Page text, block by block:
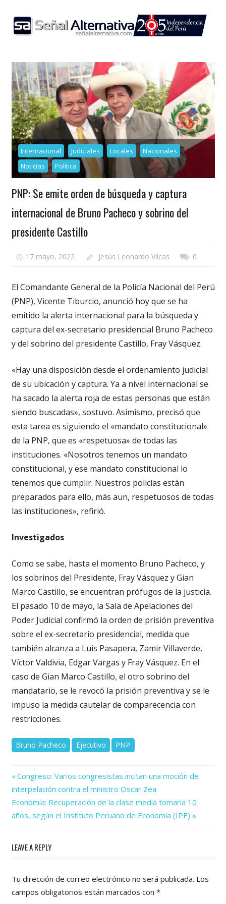
content
Internacional Judiciales Locales
Nacionales
Noticias
Política
PNP: Se emite orden de búsqueda y captura
internacional de Bruno Pacheco y sobrino del
presidente Castillo
17 mayo, 2022 Jesús Leonardo Vilcas 0
El Comandante General de la Policía Nacional del Perú
(PNP), Vicente Tiburcio, anunció hoy que se ha
emitido la alerta internacional para la búsqueda y
captura del ex-secretario presidencial Bruno Pacheco
y del sobrino del presidente Castillo, Fray Vásquez.
«Hay una disposición desde el ordenamiento judicial
de su ubicación y captura. Ya a nivel internacional se
ha sacado la alerta roja de estas personas que están
siendo buscadas», sostuvo. Asimismo, precisó que
esta tarea es siguiendo el «mandato constitucional»
de la PNP, que es «respetuosa» de todas las
instituciones. «Nosotros tenemos un mandato
constitucional, y ese mandato constitucional lo
tenemos que cumplir. Nuestros policías están
preparados para ello, más aun, respetuosos de todas
las instituciones», refirió.
Investigados
Como se sabe, hasta el momento Bruno Pacheco, y
los sobrinos del Presidente, Fray Vásquez y Gian
Marco Castillo, se encuentran prófugos de la justicia.
El pasado 10 de mayo, la Sala de Apelaciones del
Poder Judicial confirmó la orden de prisión preventiva
sobre el ex-secretario presidencial, medida que
también alcanza a Luis Pasapera, Zamir Villaverde,
Víctor Valdivia, Edgar Vargas y Fray Vásquez. En el
caso de Gian Marco Castillo, el otro sobrino del
mandatario, se le revocó la prisión preventiva y se le
impuso la medida cautelar de comparecencia con
restricciones.
Bruno Pacheco Ejecutivo PNP
Navegación
de
entradas
Previous
Post:
Congreso: Varios congresistas incitan una moción de
interpelación contra el ministro Oscar Zea
Next
Post:
Economía: Recuperación de la clase media tomaría 10
años, según el Instituto Peruano de Economía (IPE)
LEAVE A REPLY
Tu dirección de correo electrónico no será publicada. Los
campos obligatorios están marcados con *